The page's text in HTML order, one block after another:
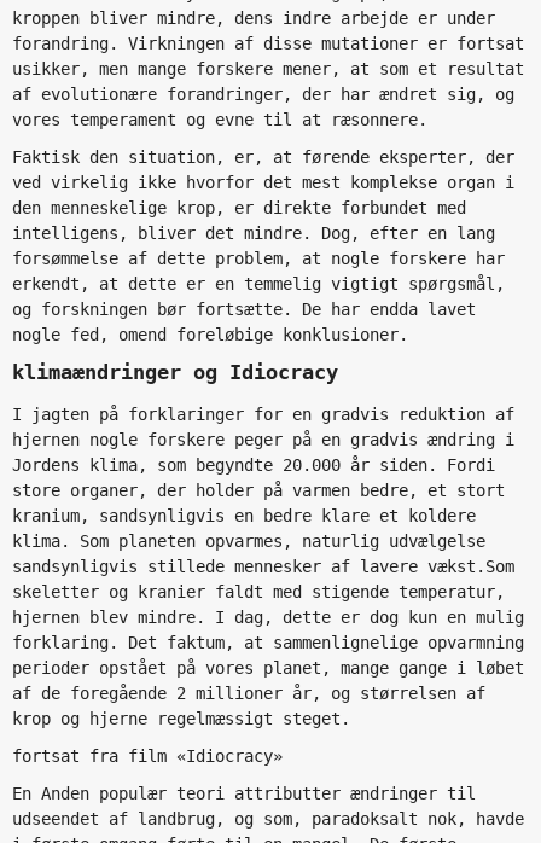
kroppen bliver mindre, dens indre arbejde er under
forandring. Virkningen af disse mutationer er fortsat
usikker, men mange forskere mener, at som et resultat
af evolutionære forandringer, der har ændret sig, og
vores temperament og evne til at ræsonnere.
Faktisk den situation, er, at førende eksperter, der
ved virkelig ikke hvorfor det mest komplekse organ i
den menneskelige krop, er direkte forbundet med
intelligens, bliver det mindre. Dog, efter en lang
forsømmelse af dette problem, at nogle forskere har
erkendt, at dette er en temmelig vigtigt spørgsmål,
og forskningen bør fortsætte. De har endda lavet
nogle fed, omend foreløbige konklusioner.
klimaændringer og Idiocracy
I jagten på forklaringer for en gradvis reduktion af
hjernen nogle forskere peger på en gradvis ændring i
Jordens klima, som begyndte 20.000 år siden. Fordi
store organer, der holder på varmen bedre, et stort
kranium, sandsynligvis en bedre klare et koldere
klima. Som planeten opvarmes, naturlig udvælgelse
sandsynligvis stillede mennesker af lavere vækst.Som
skeletter og kranier faldt med stigende temperatur,
hjernen blev mindre. I dag, dette er dog kun en mulig
forklaring. Det faktum, at sammenlignelige opvarmning
perioder opstået på vores planet, mange gange i løbet
af de foregående 2 millioner år, og størrelsen af
krop og hjerne regelmæssigt steget.
fortsat fra film «Idiocracy»
En Anden populær teori attributter ændringer til
udseendet af landbrug, og som, paradoksalt nok, havde